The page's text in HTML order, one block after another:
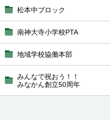
松本中ブロック 学
南神大寺小学校PTA
地域学校協働本部 「
みんなで祝おう！！
みなかん創立50周年